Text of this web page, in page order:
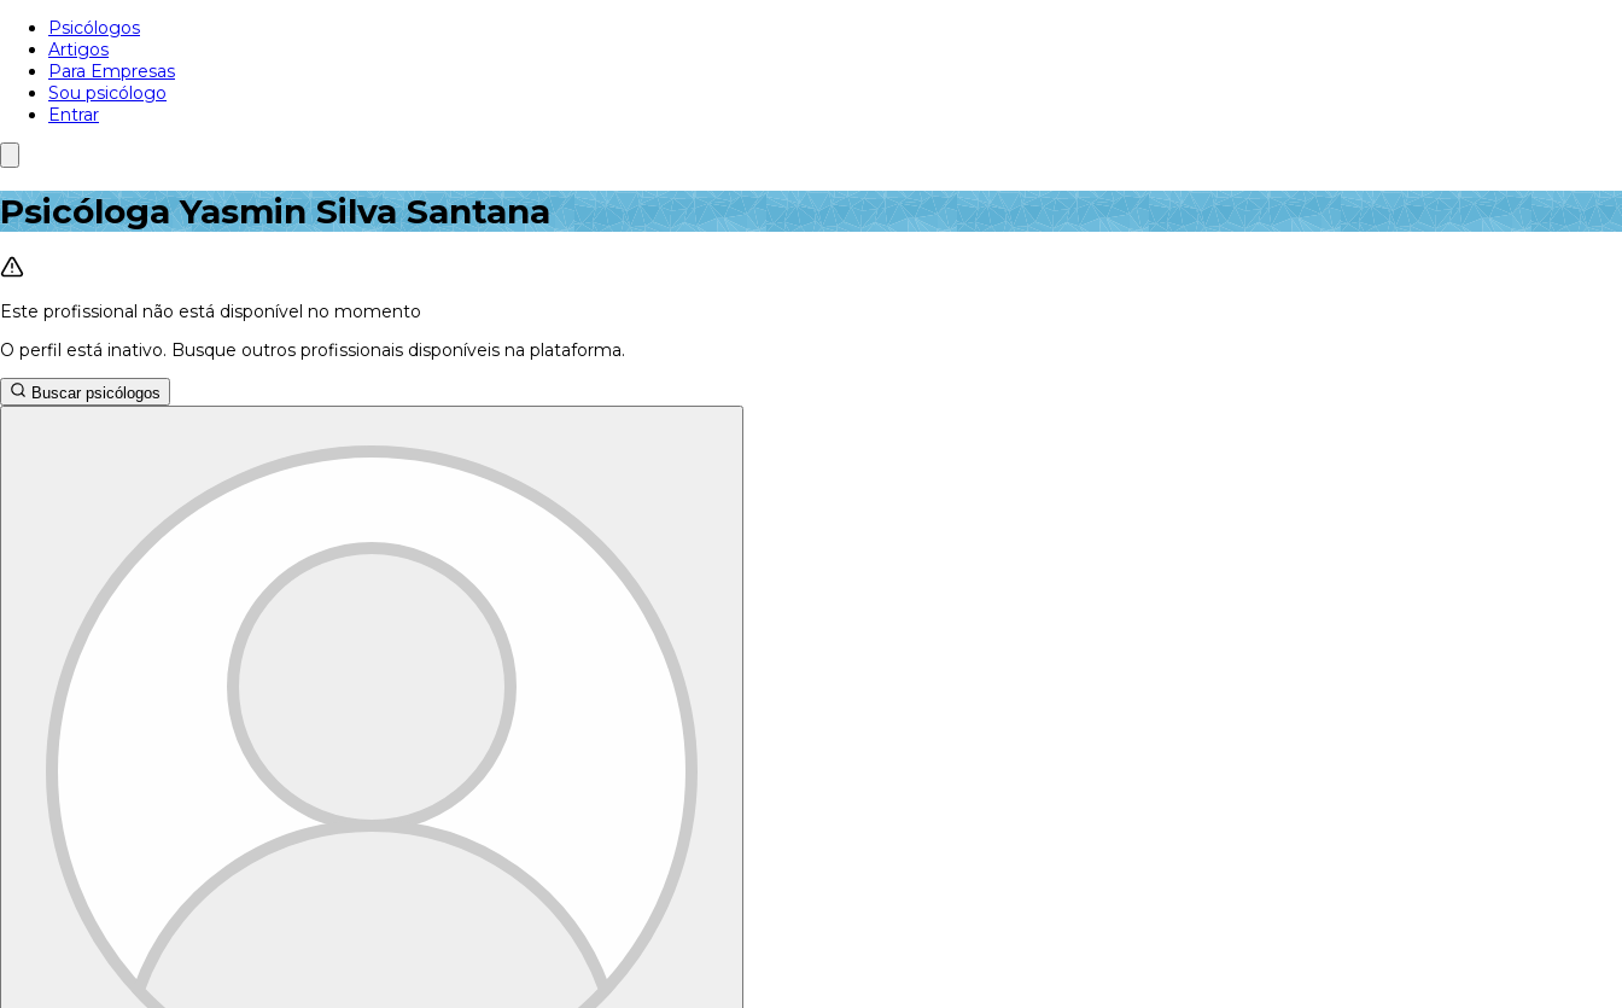
Psicólogos
Artigos
Para Empresas
Sou psicólogo
Entrar
Psicóloga Yasmin Silva Santana
Este profissional não está disponível no momento
O perfil está inativo. Busque outros profissionais disponíveis na plataforma.
Buscar psicólogos